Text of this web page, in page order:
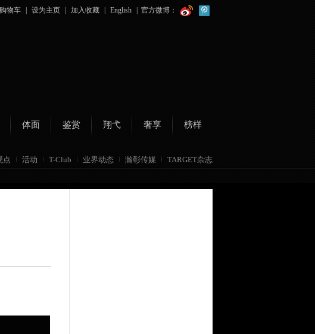
购物车 设为主页 加入收藏 English 官方微博：
体面 鉴赏 翔弋 奢享 榜样
点 活动 T-Club 业界动态 瀚彰传媒 TARGET杂志